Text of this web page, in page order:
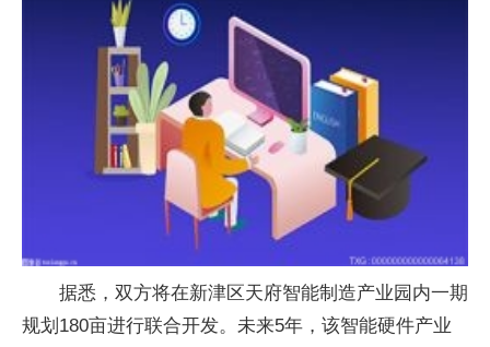
据悉，双方将在新津区天府智能制造产业园内一期
规划180亩进行联合开发。未来5年，该智能硬件产业